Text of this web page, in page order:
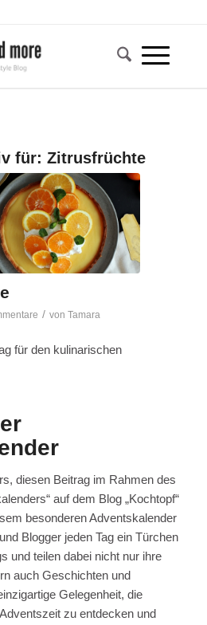
für: Zitrusfrüchte
/ von Tamara
für den kulinarischen
diesen Beitrag im Rahmen des
auf dem Blog „Kochtopf“
besonderen Adventskalender
Blogger jeden Tag ein Türchen
und teilen dabei nicht nur ihre
auch Geschichten und
Gelegenheit, die
zu entdecken und